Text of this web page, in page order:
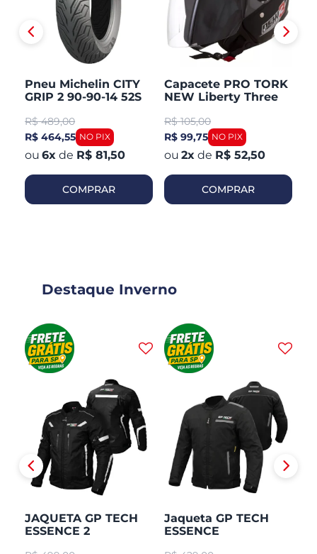
Pneu Michelin CITY
GRIP 2 90-90-14 52S
Dianteiro
R$ 489,00
R$ 464,55
6x de R$ 81,50
COMPRAR
Capacete PRO TORK
NEW Liberty Three
R$ 105,00
R$ 99,75
2x de R$ 52,50
COMPRAR
Destaque Inverno
JAQUETA GP TECH
ESSENCE 2
Jaqueta GP TECH
ESSENCE